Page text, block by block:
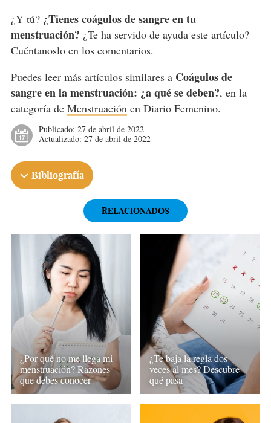
¿Y tú? ¿Tienes coágulos de sangre en tu
menstruación? ¿Te ha servido de ayuda este artículo?
Cuéntanoslo en los comentarios.
Puedes leer más artículos similares a Coágulos de
sangre en la menstruación: ¿a qué se deben?, en la
categoría de Menstruación en Diario Femenino.
Publicado: 27 de abril de 2022
Actualizado: 27 de abril de 2022
Bibliografía
RELACIONADOS
¿Por qué no me llega mi
menstruación? Razones
que debes conocer
¿Te baja la regla dos
veces al mes? Descubre
qué pasa